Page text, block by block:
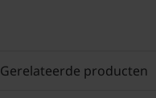
Gerelateerde producten